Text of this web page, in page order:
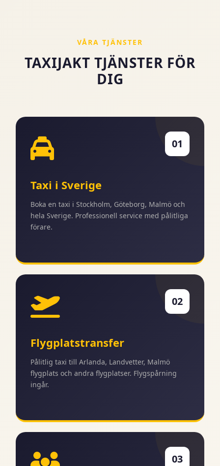
VÅRA TJÄNSTER
TAXIJAKT TJÄNSTER FÖR
DIG
01
Taxi i Sverige
Boka en taxi i Stockholm, Göteborg, Malmö och
hela Sverige. Professionell service med pålitliga
förare.
02
Flygplatstransfer
Pålitlig taxi till Arlanda, Landvetter, Malmö
flygplats och andra flygplatser. Flygspårning
ingår.
03